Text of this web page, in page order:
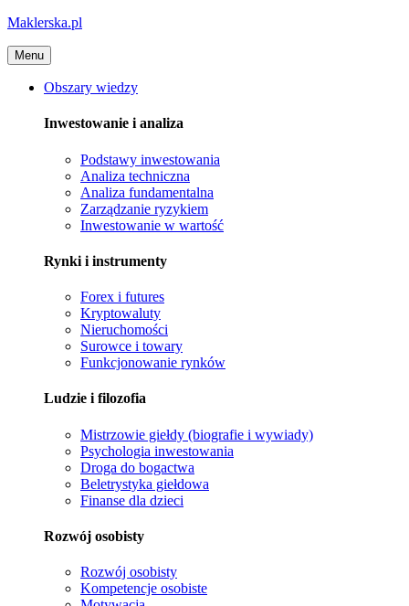
Maklerska.pl
Menu
Obszary wiedzy
Inwestowanie i analiza
Podstawy inwestowania
Analiza techniczna
Analiza fundamentalna
Zarządzanie ryzykiem
Inwestowanie w wartość
Rynki i instrumenty
Forex i futures
Kryptowaluty
Nieruchomości
Surowce i towary
Funkcjonowanie rynków
Ludzie i filozofia
Mistrzowie giełdy (biografie i wywiady)
Psychologia inwestowania
Droga do bogactwa
Beletrystyka giełdowa
Finanse dla dzieci
Rozwój osobisty
Rozwój osobisty
Kompetencje osobiste